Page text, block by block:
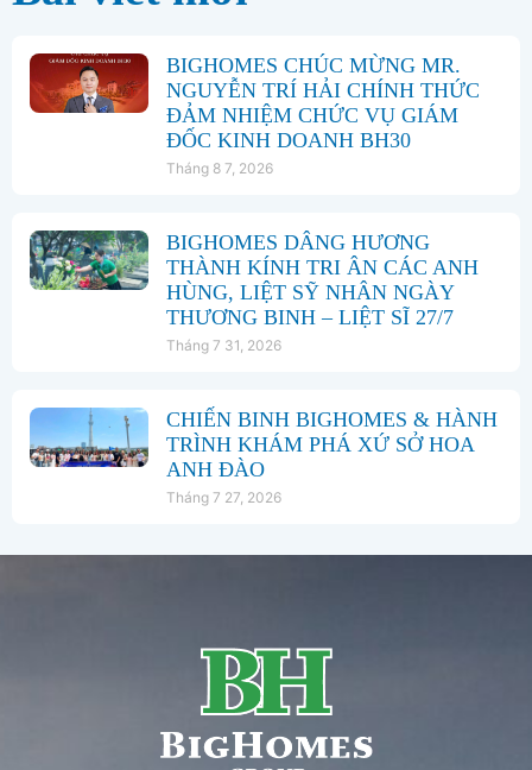
BIGHOMES CHÚC MỪNG MR.
NGUYỄN TRÍ HẢI CHÍNH THỨC
ĐẢM NHIỆM CHỨC VỤ GIÁM
ĐỐC KINH DOANH BH30
Tháng 8 7, 2026
BIGHOMES DÂNG HƯƠNG
THÀNH KÍNH TRI ÂN CÁC ANH
HÙNG, LIỆT SỸ NHÂN NGÀY
THƯƠNG BINH – LIỆT SĨ 27/7
Tháng 7 31, 2026
CHIẾN BINH BIGHOMES & HÀNH
TRÌNH KHÁM PHÁ XỨ SỞ HOA
ANH ĐÀO
Tháng 7 27, 2026